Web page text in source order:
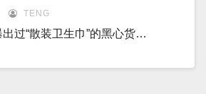
TENG
过“散装卫生巾”的黑心货…